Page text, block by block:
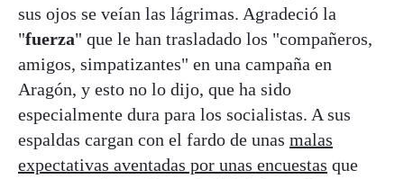
sus ojos se veían las lágrimas. Agradeció la
"fuerza" que le han trasladado los "compañeros,
amigos, simpatizantes" en una campaña en
Aragón, y esto no lo dijo, que ha sido
especialmente dura para los socialistas. A sus
espaldas cargan con el fardo de unas malas
expectativas aventadas por unas encuestas que